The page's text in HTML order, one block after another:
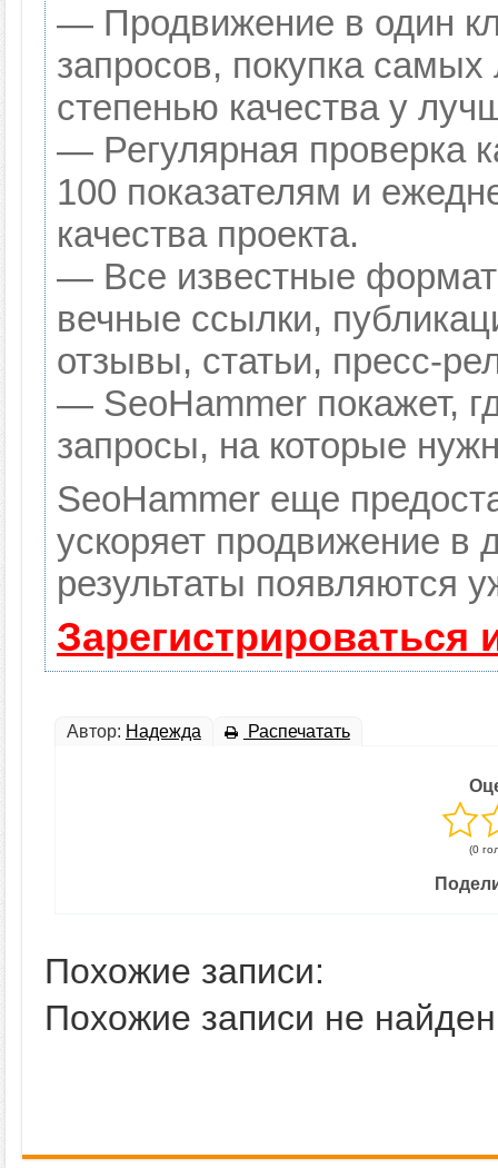
— Продвижение в один
запросов, покупка
степенью качества у
— Регулярная проверка
100 показателям и
качества проекта.
— Все известные
вечные ссылки,
отзывы, статьи, пресс-
— SeoHammer покажет,
запросы, на которые
SeoHammer еще
ускоряет продвижение в
результаты появляются
Автор: Надежда Распечатать
(0
Похожие записи:
Похожие записи не